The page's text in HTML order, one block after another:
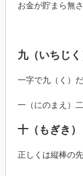
お金が貯まら無
九（いちじく
一字で九（く）
一（にのまえ）
十（もぎき）
正しくは縦棒の